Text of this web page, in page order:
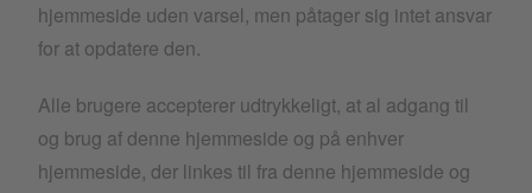
hjemmeside uden varsel, men påtager sig intet ansvar
for at opdatere den.
Alle brugere accepterer udtrykkeligt, at al adgang til
og brug af denne hjemmeside og på enhver
hjemmeside, der linkes til fra denne hjemmeside og